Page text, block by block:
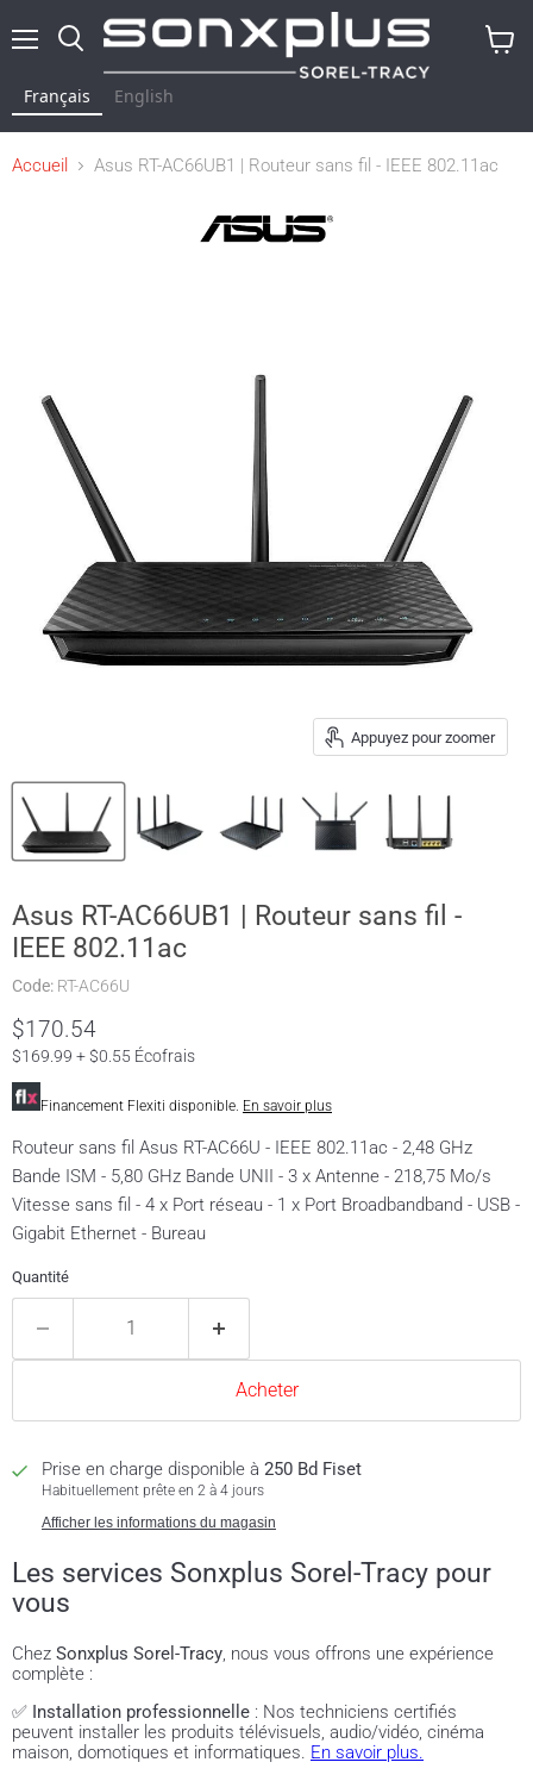
Français English
Accueil Asus RT-AC66UB1 | Routeur sans fil - IEEE 802.11ac
Appuyez pour zoomer
Asus RT-AC66UB1 | Routeur sans fil -
IEEE 802.11ac
Code: RT-AC66U
Prix actuel
$170.54
$169.99 + $0.55 Écofrais
Financement Flexiti disponible. En savoir plus
Routeur sans fil Asus RT-AC66U - IEEE 802.11ac - 2,48 GHz
Bande ISM - 5,80 GHz Bande UNII - 3 x Antenne - 218,75 Mo/s
Vitesse sans fil - 4 x Port réseau - 1 x Port Broadbandband - USB -
Gigabit Ethernet - Bureau
Quantité
Acheter
Prise en charge disponible à 250 Bd Fiset
Habituellement prête en 2 à 4 jours
Afficher les informations du magasin
Les services Sonxplus Sorel-Tracy pour
vous
Chez Sonxplus Sorel-Tracy, nous vous offrons une expérience
complète :
✅ Installation professionnelle : Nos techniciens certifiés
peuvent installer les produits télévisuels, audio/vidéo, cinéma
maison, domotiques et informatiques. En savoir plus.